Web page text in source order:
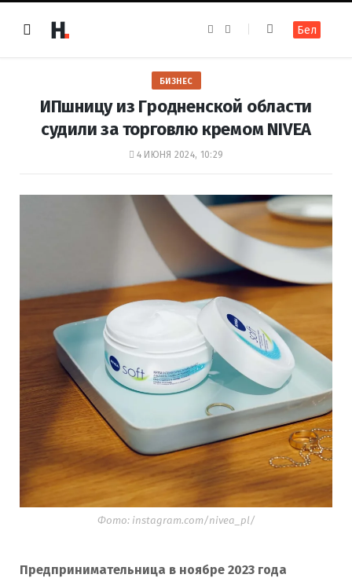
e
k
t
a
m
Бел
БИЗНЕС
ИПшницу из Гродненской области
судили за торговлю кремом NIVEA
4 ИЮНЯ 2024, 10:29
Фото: instagram.com/nivea_pl/
Предпринимательница в ноябре 2023 года